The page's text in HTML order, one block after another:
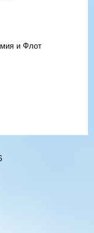
и Флот